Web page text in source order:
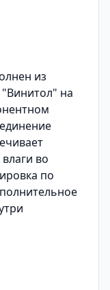
из
на
во
по